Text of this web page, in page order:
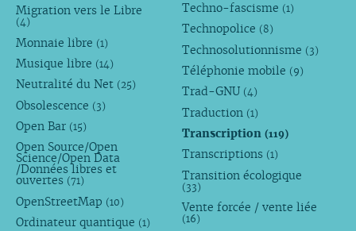
Migration vers le Libre
(4)
Monnaie libre (1)
Musique libre (14)
Neutralité du Net (25)
Obsolescence (3)
Open Bar (15)
Open Source/Open
Science/Open Data
/Données libres et
ouvertes (71)
OpenStreetMap (10)
Ordinateur quantique (1)
Techno-fascisme (1)
Technopolice (8)
Technosolutionnisme (3)
Téléphonie mobile (9)
Trad-GNU (4)
Traduction (1)
Transcription(119)
Transcriptions (1)
Transition écologique
(33)
Vente forcée / vente liée
(16)